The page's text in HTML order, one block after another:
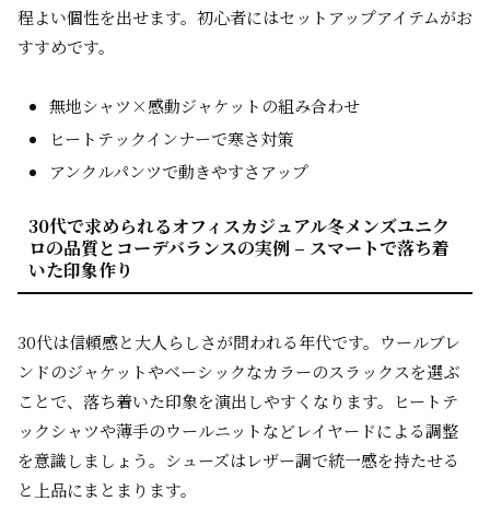
程よい個性を出せます。初心者にはセットアップアイテムがお
すすめです。
無地シャツ×感動ジャケットの組み合わせ
ヒートテックインナーで寒さ対策
アンクルパンツで動きやすさアップ
30代で求められるオフィスカジュアル冬メンズユニク
ロの品質とコーデバランスの実例 – スマートで落ち着
いた印象作り
30代は信頼感と大人らしさが問われる年代です。ウールブレ
ンドのジャケットやベーシックなカラーのスラックスを選ぶ
ことで、落ち着いた印象を演出しやすくなります。ヒートテ
ックシャツや薄手のウールニットなどレイヤードによる調整
を意識しましょう。シューズはレザー調で統一感を持たせる
と上品にまとまります。